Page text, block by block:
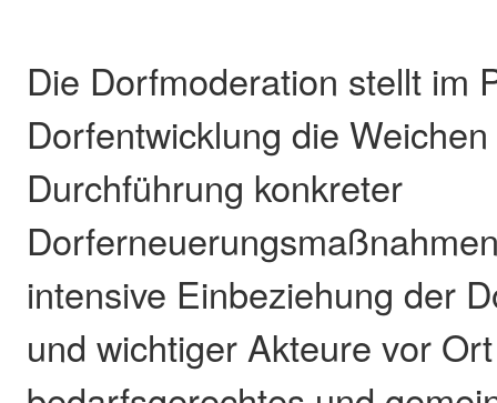
Die Dorfmoderation stellt im
Dorfentwicklung die
Durchführung konkreter
intensive Einbeziehung der
und wichtiger Akteure vor